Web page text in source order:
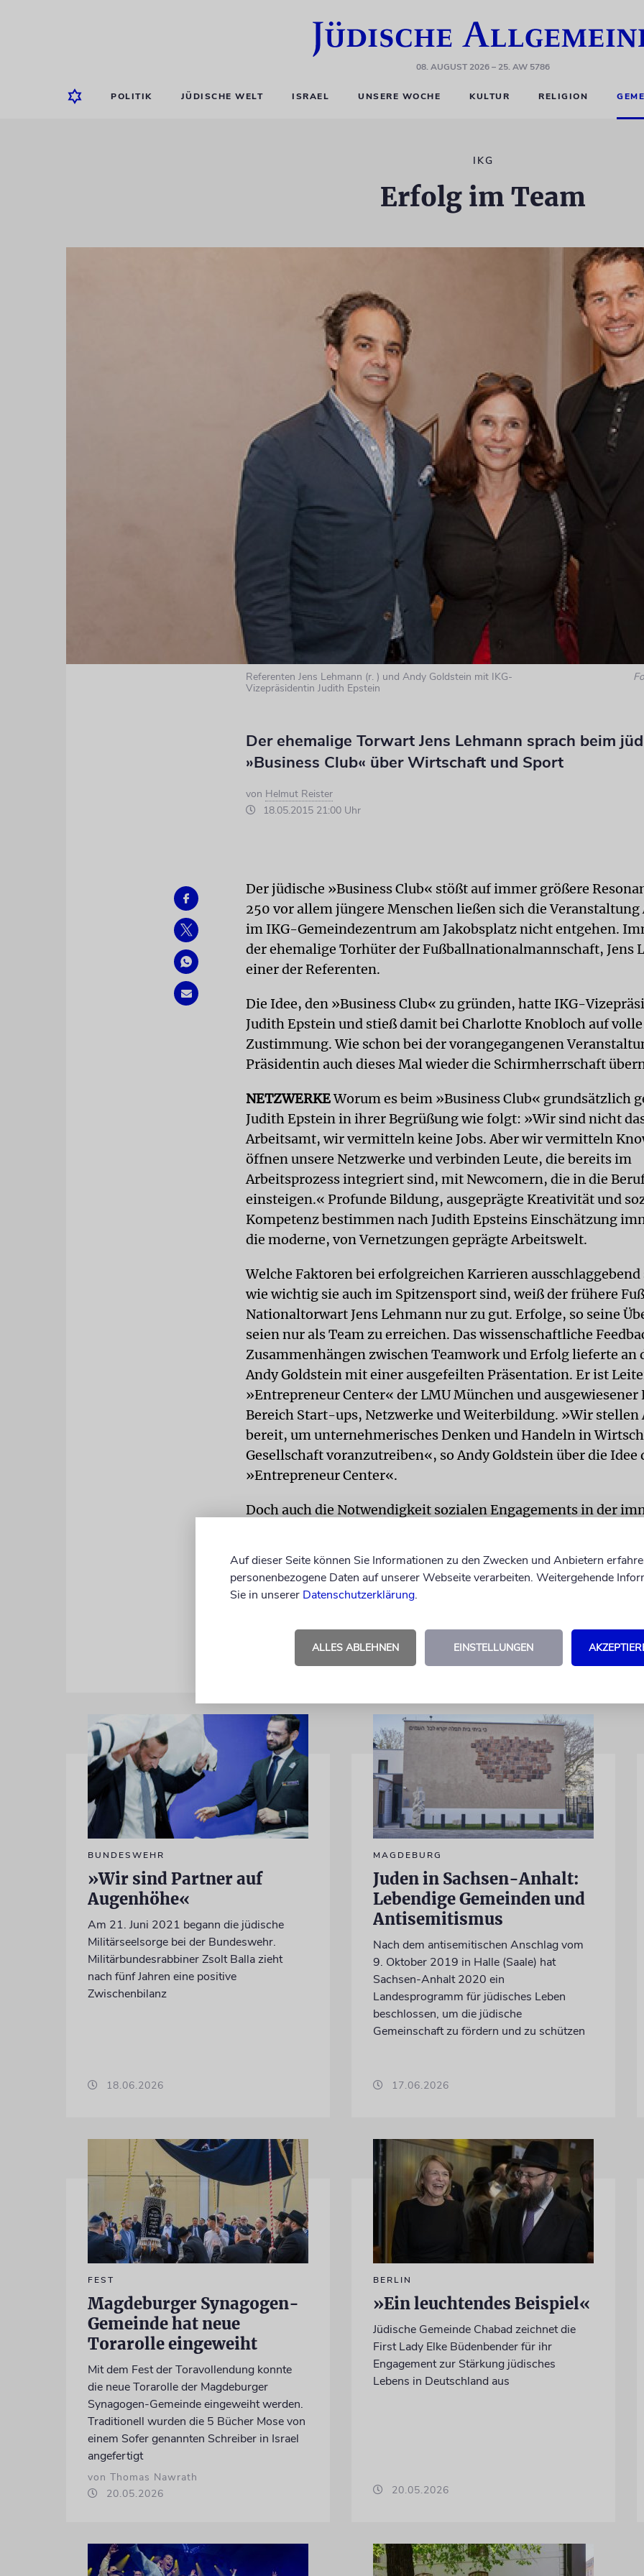
08. AUGUST 2026– 25. AW 5786
POLITIK JÜDISCHE WELT ISRAEL UNSERE WOCHE KULTUR RELIGION
IKG
Erfolg im Team
Referenten Jens Lehmann (r. ) und Andy Goldstein mit IKG-
Vizepräsidentin Judith Epstein
Der ehemalige Torwart Jens Lehmann sprach beim
»Business Club« über Wirtschaft und Sport
von Helmut Reister
18.05.2015 21:00 Uhr
Der jüdische »Business Club« stößt auf immer größere
250 vor allem jüngere Menschen ließen sich die
im IKG-Gemeindezentrum am Jakobsplatz nicht entgehen.
der ehemalige Torhüter der Fußballnationalmannschaft, Jens
einer der Referenten.
Die Idee, den »Business Club« zu gründen, hatte IKG-
Judith Epstein und stieß damit bei Charlotte Knobloch auf volle
Zustimmung. Wie schon bei der vorangegangenen
Präsidentin auch dieses Mal wieder die Schirmherrschaft
NETZWERKEWorum es beim »Business Club« grundsätzlich
Judith Epstein in ihrer Begrüßung wie folgt: »Wir sind nicht
Arbeitsamt, wir vermitteln keine Jobs. Aber wir vermitteln
öffnen unsere Netzwerke und verbinden Leute, die bereits im
Arbeitsprozess integriert sind, mit Newcomern, die in die
einsteigen.« Profunde Bildung, ausgeprägte Kreativität und
Kompetenz bestimmen nach Judith Epsteins Einschätzung
die moderne, von Vernetzungen geprägte Arbeitswelt.
Welche Faktoren bei erfolgreichen Karrieren
wie wichtig sie auch im Spitzensport sind, weiß der frühere
Nationaltorwart Jens Lehmann nur zu gut. Erfolge, so seine
seien nur als Team zu erreichen. Das wissenschaftliche
Zusammenhängen zwischen Teamwork und Erfolg lieferte an
Andy Goldstein mit einer ausgefeilten Präsentation. Er ist
»Entrepreneur Center« der LMU München und ausgewiesener
Bereich Start-ups, Netzwerke und Weiterbildung. »Wir stellen
bereit, um unternehmerisches Denken und Handeln in
Gesellschaft voranzutreiben«, so Andy Goldstein über die Idee
»Entrepreneur Center«.
Doch auch die Notwendigkeit sozialen Engagements in der
stimmen sie optimistisch. »Ziel des Clubs ist es«, betonte
sich mehr und mehr zu einem Ort des Austausches und der
BUNDESWEHR
»Wir sind Partner auf
Augenhöhe«
Am 21. Juni 2021 begann die jüdische
Militärseelsorge bei der Bundeswehr.
Militärbundesrabbiner Zsolt Balla zieht
nach fünf Jahren eine positive
Zwischenbilanz
18.06.2026
MAGDEBURG
Juden in Sachsen-Anhalt:
Lebendige Gemeinden und
Antisemitismus
Nach dem antisemitischen Anschlag vom
9. Oktober 2019 in Halle (Saale) hat
Sachsen-Anhalt 2020 ein
Landesprogramm für jüdisches Leben
beschlossen, um die jüdische
Gemeinschaft zu fördern und zu schützen
17.06.2026
FEST
Magdeburger Synagogen-
Gemeinde hat neue
Torarolle eingeweiht
Mit dem Fest der Toravollendung konnte
die neue Torarolle der Magdeburger
Synagogen-Gemeinde eingeweiht werden.
Traditionell wurden die 5 Bücher Mose von
einem Sofer genannten Schreiber in Israel
angefertigt
von Thomas Nawrath
20.05.2026
BERLIN
»Ein leuchtendes Beispiel«
Jüdische Gemeinde Chabad zeichnet die
First Lady Elke Büdenbender für ihr
Engagement zur Stärkung jüdisches
Lebens in Deutschland aus
20.05.2026
Auf dieser Seite können Sie Informationen zu den Zwecken und Anbietern
personenbezogene Daten auf unserer Webseite verarbeiten. Weitergehende
Sie in unserer Datenschutzerklärung.
ALLES ABLEHNEN EINSTELLUNGEN